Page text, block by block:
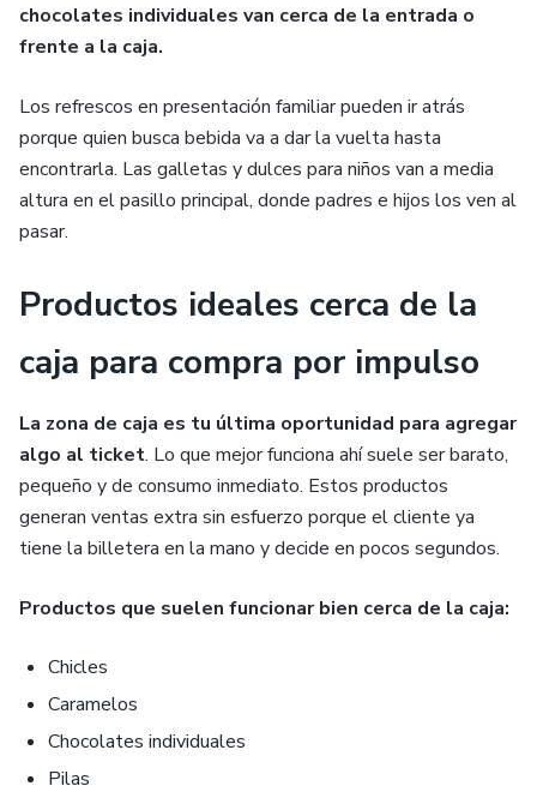
chocolates individuales van cerca de la entrada o
frente a la caja.
Los refrescos en presentación familiar pueden ir atrás
porque quien busca bebida va a dar la vuelta hasta
encontrarla. Las galletas y dulces para niños van a media
altura en el pasillo principal, donde padres e hijos los ven al
pasar.
Productos ideales cerca de la
caja para compra por impulso
La zona de caja es tu última oportunidad para agregar
algo al ticket. Lo que mejor funciona ahí suele ser barato,
pequeño y de consumo inmediato. Estos productos
generan ventas extra sin esfuerzo porque el cliente ya
tiene la billetera en la mano y decide en pocos segundos.
Productos que suelen funcionar bien cerca de la caja:
Chicles
Caramelos
Chocolates individuales
Pilas